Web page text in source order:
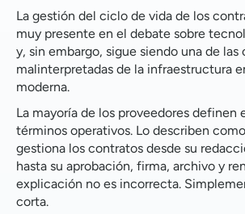
De la fricción operativa a la ventaja
El futuro de la gestión del ciclo de
contratos
La gestión del ciclo de vida de los
muy presente en el debate sobre
y, sin embargo, sigue siendo una de las
malinterpretadas de la infraestructura
moderna.
La mayoría de los proveedores definen
términos operativos. Lo describen
gestiona los contratos desde su
hasta su aprobación, firma, archivo y
explicación no es incorrecta.
corta.